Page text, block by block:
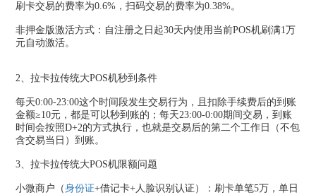
刷卡交易的费率为0.6%，扫码交易的费率为0.38%。
非押金版激活方式：自注册之日起30天内使用当前POS机刷满1万
元自动激活。
2、拉卡拉传统大POS机秒到条件
每天0:00-23:00这个时间段发生交易行为，且扣除手续费后的到账
金额≥10元，都是可以秒到账的；每天23:00-0:00期间交易，到账
时间会按照D+2的方式执行，也就是交易后的第二个工作日（不包
含交易当日）到账。
3、拉卡拉传统大POS机限额问题
小微商户（身份证+借记卡+人脸识别认证）：刷卡单笔5万，单日